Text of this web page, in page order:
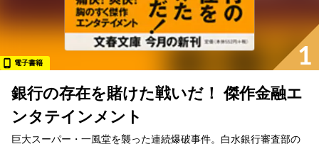
1
電子書籍
銀行の存在を賭けた戦いだ！ 傑作金融エ
ンタテインメント
巨大スーパー・一風堂を襲った連続爆破事件。白水銀行審査部の